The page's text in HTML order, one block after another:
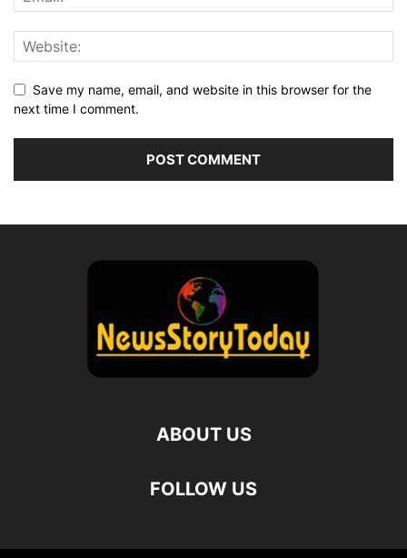
Save my name, email, and website in this browser for the
next time I comment.
ABOUT US
FOLLOW US